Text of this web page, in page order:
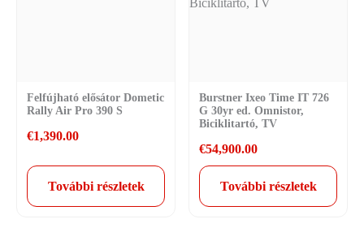
Felfújható elősátor Dometic
Rally Air Pro 390 S
€1,390.00
További részletek
Burstner Ixeo Time IT 726
G 30yr ed. Omnistor,
Biciklitartó, TV
€54,900.00
További részletek